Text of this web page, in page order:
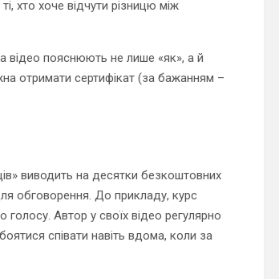
хто хоче відчути різницю між
відео пояснюють не лише «як», а й
отримати сертифікат (за бажанням –
виводить на десятки безкоштовних
обговорення. До прикладу, курс
Автор у своїх відео регулярно
співати навіть вдома, коли за